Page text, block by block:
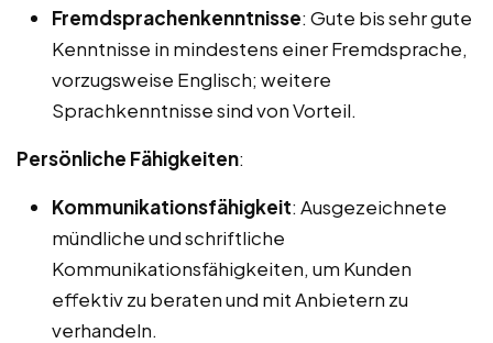
Fremdsprachenkenntnisse: Gute bis sehr gute
Kenntnisse in mindestens einer Fremdsprache,
vorzugsweise Englisch; weitere
Sprachkenntnisse sind von Vorteil.
Persönliche Fähigkeiten:
Kommunikationsfähigkeit: Ausgezeichnete
mündliche und schriftliche
Kommunikationsfähigkeiten, um Kunden
effektiv zu beraten und mit Anbietern zu
verhandeln.